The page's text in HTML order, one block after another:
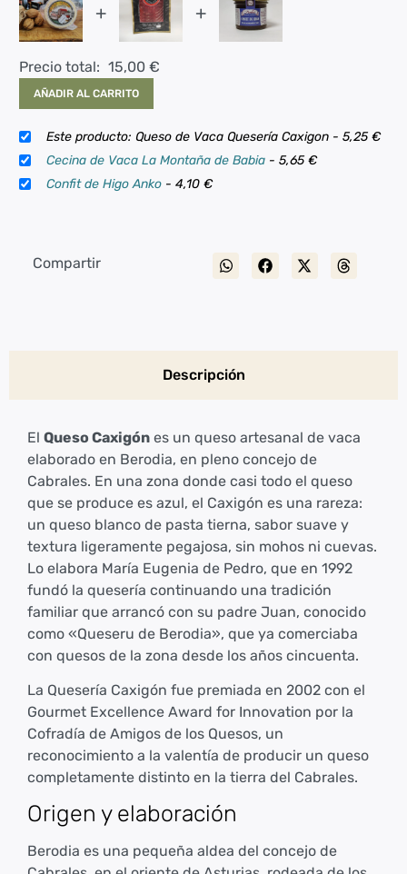
+ +
Precio total: 15,00 €
AÑADIR AL CARRITO
Este producto: Queso de Vaca Quesería Caxigon - 5,25€
Cecina de Vaca La Montaña de Babia - 5,65€
Confit de Higo Anko - 4,10 €
Compartir
Descripción
El Queso Caxigón es un queso artesanal de vaca
elaborado en Berodia, en pleno concejo de
Cabrales. En una zona donde casi todo el queso
que se produce es azul, el Caxigón es una rareza:
un queso blanco de pasta tierna, sabor suave y
textura ligeramente pegajosa, sin mohos ni cuevas.
Lo elabora María Eugenia de Pedro, que en 1992
fundó la quesería continuando una tradición
familiar que arrancó con su padre Juan, conocido
como «Queseru de Berodia», que ya comerciaba
con quesos de la zona desde los años cincuenta.
La Quesería Caxigón fue premiada en 2002 con el
Gourmet Excellence Award for Innovation por la
Cofradía de Amigos de los Quesos, un
reconocimiento a la valentía de producir un queso
completamente distinto en la tierra del Cabrales.
Origen y elaboración
Berodia es una pequeña aldea del concejo de